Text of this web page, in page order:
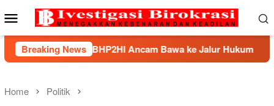
to
Mobile
Menu
Breaking News
BHP2HI Ancam Bawa ke Jalur Hukum Kemnaker
Home Politik